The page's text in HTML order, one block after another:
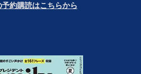
予約購読はこちらから